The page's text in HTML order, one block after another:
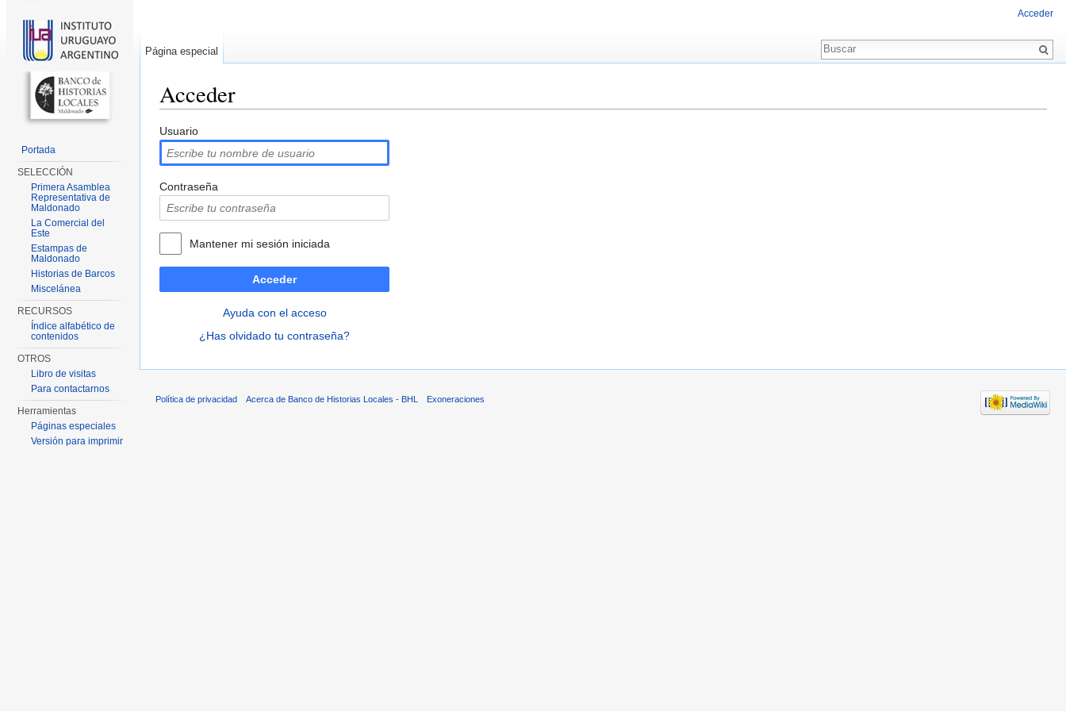
Acceder
Usuario
Contraseña
Mantener mi sesión iniciada
Acceder
Ayuda con el acceso
¿Has olvidado tu contraseña?
Acceder
Página especial
Portada
SELECCIÓN
Primera Asamblea
Representativa de
Maldonado
La Comercial del
Este
Estampas de
Maldonado
Historias de Barcos
Miscelánea
RECURSOS
Índice alfabético de
contenidos
OTROS
Libro de visitas
Para contactarnos
Herramientas
Páginas especiales
Versión para imprimir
Política de privacidad Acerca de Banco de Historias Locales - BHL Exoneraciones